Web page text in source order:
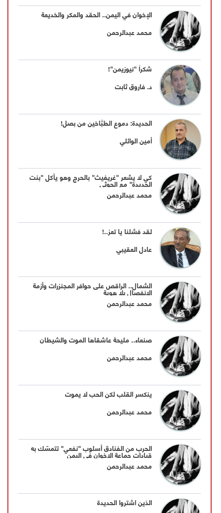
الإخوان في اليمن.. الحقد والمكر والخديعة
محمد عبدالرحمن
شكراً "نيوزيمن"!
د. فاروق ثابت
الحديدة: دموع الطبَّاخين من بصل!
أمين الوائلي
كي لا يشعر "غريفيث" بالحرج وهو يأكل "بنت
الحديدة" مع الحوثي
محمد عبدالرحمن
لقد فشلنا يا تعز..!
عادل العقيبي
الشمال.. الراقص على حوافر المجنزرات وأزمة
الانفصال بلا هوية
محمد عبدالرحمن
صنعاء.. مليحة عاشقاها الموت والشيطان
محمد عبدالرحمن
ينكسر القلب لكن الحب لا يموت
محمد عبدالرحمن
الحرب من الفنادق أسلوب "نفعي" تتمسّك به
قيادات جماعة الإخوان في اليمن
محمد عبدالرحمن
الذين اشتروا الحديدة